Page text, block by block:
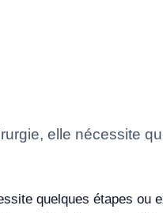
elle nécessite
quelques étapes ou